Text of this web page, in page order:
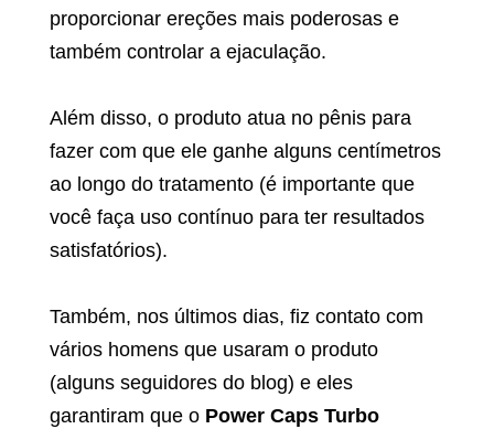
proporcionar ereções mais poderosas e
também controlar a ejaculação.
Além disso, o produto atua no pênis para
fazer com que ele ganhe alguns centímetros
ao longo do tratamento (é importante que
você faça uso contínuo para ter resultados
satisfatórios).
Também, nos últimos dias, fiz contato com
vários homens que usaram o produto
(alguns seguidores do blog) e eles
garantiram que o Power Caps Turbo